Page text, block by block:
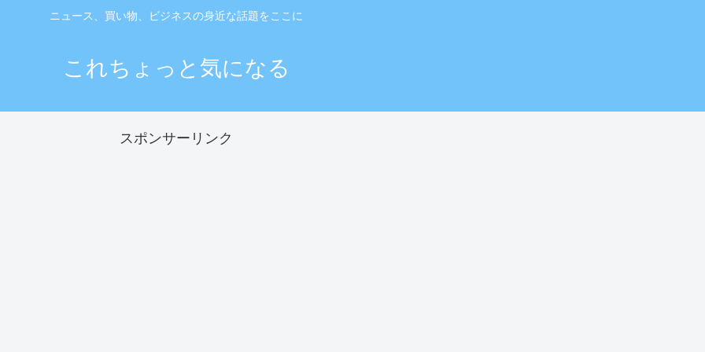
ニュース、買い物、ビジネスの身近な話題をここに
これちょっと気になる
スポンサーリンク